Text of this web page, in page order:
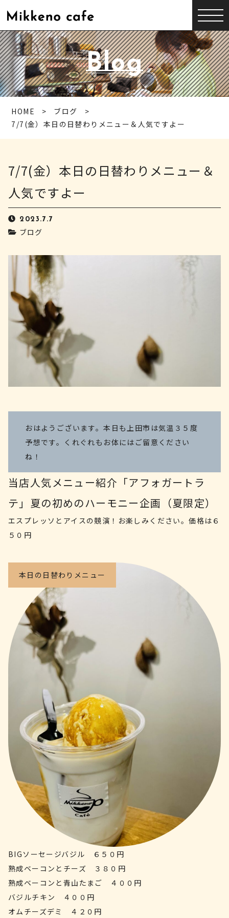
Blog
HOME
ブログ
7/7(金）本日の日替わりメニュー＆人気ですよー
7/7(金）本日の日替わりメニュー＆
人気ですよー
2023.7.7
ブログ
おはようございます。本日も上田市は気温３５度
予想です。くれぐれもお体にはご留意ください
ね！
当店人気メニュー紹介「アフォガートラ
テ」夏の初めのハーモニー企画（夏限定）
エスプレッソとアイスの競演！お楽しみください。価格は６
５０円
本日の日替わりメニュー
BIGソーセージバジル ６５０円
熟成ベーコンとチーズ ３８０円
熟成ベーコンと青山たまご ４００円
バジルチキン ４００円
オムチーズデミ ４２０円